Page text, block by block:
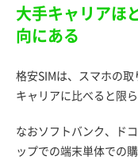
大手キャリアほ
向にある
格安SIMは、スマホの
キャリアに比べると限
なおソフトバンク、ド
ップでの端末単体での